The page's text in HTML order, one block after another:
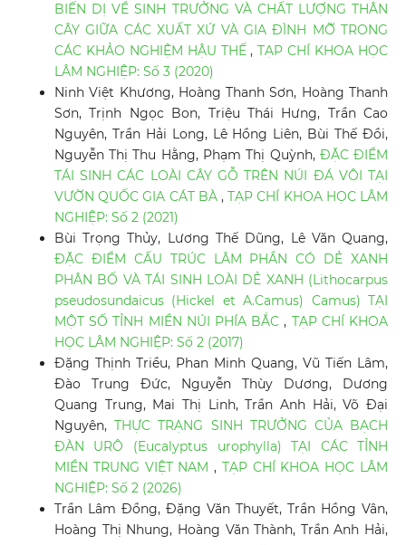
BIẾN DỊ VỀ SINH TRƯỞNG VÀ CHẤT LƯỢNG THÂN
CÂY GIỮA CÁC XUẤT XỨ VÀ GIA ĐÌNH MỠ TRONG
CÁC KHẢO NGHIỆM HẬU THẾ,TẠP CHÍ KHOA HỌC
LÂM NGHIỆP: Số 3 (2020)
Ninh Việt Khương, Hoàng Thanh Sơn, Hoàng Thanh
Sơn, Trịnh Ngọc Bon, Triệu Thái Hưng, Trần Cao
Nguyên, Trần Hải Long, Lê Hồng Liên, Bùi Thế Đồi,
Nguyễn Thị Thu Hằng, Phạm Thị Quỳnh, ĐẶC ĐIỂM
TÁI SINH CÁC LOÀI CÂY GỖ TRÊN NÚI ĐÁ VÔI TẠI
VƯỜN QUỐC GIA CÁT BÀ ,TẠP CHÍ KHOA HỌC LÂM
NGHIỆP: Số 2 (2021)
Bùi Trọng Thủy, Lương Thế Dũng, Lê Văn Quang,
ĐẶC ĐIỂM CẤU TRÚC LÂM PHẦN CÓ DẺ XANH
PHÂN BỐ VÀ TÁI SINH LOÀI DẺ XANH (Lithocarpus
pseudosundaicus (Hickel et A.Camus) Camus) TẠI
MỘT SỐ TỈNH MIỀN NÚI PHÍA BẮC, TẠP CHÍ KHOA
HỌC LÂM NGHIỆP: Số 2 (2017)
Đặng Thịnh Triều, Phan Minh Quang, Vũ Tiến Lâm,
Đào Trung Đức, Nguyễn Thùy Dương, Dương
Quang Trung, Mai Thị Linh, Trần Anh Hải, Võ Đại
Nguyên,THỰC TRẠNG SINH TRƯỞNG CỦA BẠCH
ĐÀN URÔ (Eucalyptus urophylla) TẠI CÁC TỈNH
MIỀN TRUNG VIỆT NAM, TẠP CHÍ KHOA HỌC LÂM
NGHIỆP: Số 2 (2026)
Trần Lâm Đồng, Đặng Văn Thuyết, Trần Hồng Vân,
Hoàng Thị Nhung, Hoàng Văn Thành, Trần Anh Hải,